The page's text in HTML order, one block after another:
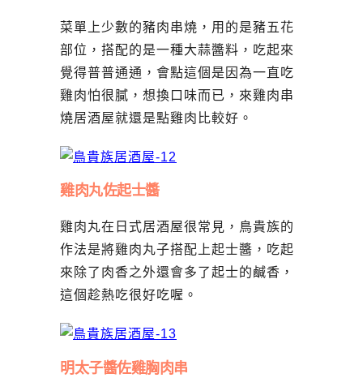
菜單上少數的豬肉串燒，用的是豬五花
部位，搭配的是一種大蒜醬料，吃起來
覺得普普通通，會點這個是因為一直吃
雞肉怕很膩，想換口味而已，來雞肉串
燒居酒屋就還是點雞肉比較好。
雞肉丸佐起士醬
雞肉丸在日式居酒屋很常見，鳥貴族的
作法是將雞肉丸子搭配上起士醬，吃起
來除了肉香之外還會多了起士的鹹香，
這個趁熱吃很好吃喔。
明太子醬佐雞胸肉串